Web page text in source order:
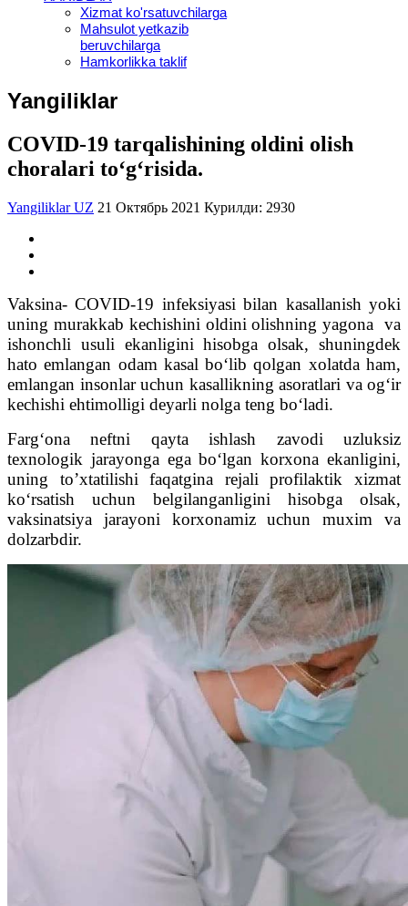
Xizmat ko'rsatuvchilarga
Mahsulot yetkazib
beruvchilarga
Hamkorlikka taklif
Yangiliklar
COVID-19 tarqalishining oldini olish
choralari to‘g‘risida.
Yangiliklar UZ 21 Октябрь 2021 Курилди: 2930
Vaksina- COVID-19 infeksiyasi bilan kasallanish yoki
uning murakkab kechishini oldini olishning yagona va
ishonchli usuli ekanligini hisobga olsak, shuningdek
hato emlangan odam kasal bo‘lib qolgan xolatda ham,
emlangan insonlar uchun kasallikning asoratlari va og‘ir
kechishi ehtimolligi deyarli nolga teng bo‘ladi.
Farg‘ona neftni qayta ishlash zavodi uzluksiz
texnologik jarayonga ega bo‘lgan korxona ekanligini,
uning to’xtatilishi faqatgina rejali profilaktik xizmat
ko‘rsatish uchun belgilanganligini hisobga olsak,
vaksinatsiya jarayoni korxonamiz uchun muxim va
dolzarbdir.